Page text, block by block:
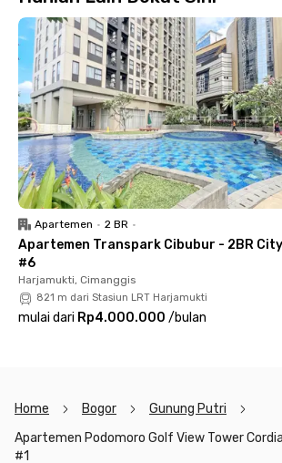
dengan akses card dan parking card. Harga
termasuk IPL, memberikan kamu
khawatir ada biaya tambahan.
Apartemen ini menawarkan perpaduan
kenyamanan, privasi, dan fasilitas unggulan
gaya hidup urban. Berlokasi strategis,
berjarak 3 menit dari pintu tol Cimanggis, 15
Golf Club, 8 menit ke Emerald Golf Driving
CGE Avenue, 11 menit ke Trans Mall Cibubur,
Mall Ciputra Cibubur.
Dengan akses yang mudah ke berbagai
Apartemen Podomoro Golf View Tower
tepat bagi kamu yang menginginkan hunian
mobilitas tinggi. Yuk, langsung sewa
juga sebelum kehabisan!
Apartemen • 2 BR •
Apartemen Transpark Cibubur - 2BR
#6
Harjamukti, Cimanggis
821 m dari Stasiun LRT Harjamukti
mulai dari Rp4.000.000 /bulan
Home Bogor
Gunung Putri
Apartemen Podomoro Golf View Tower
#1